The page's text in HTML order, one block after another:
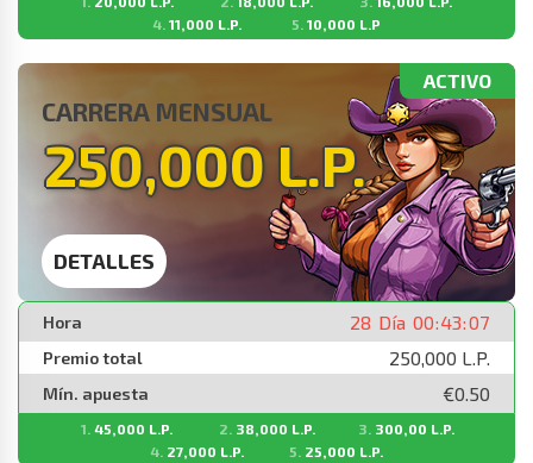
11,000 L.P.
10,000 L.P
ACTIVO
CARRERA MENSUAL
250,000 L.P.
DETALLES
Hora 28 Día 00:43:07
Premio total 250,000 L.P.
Mín. apuesta €0.50
45,000 L.P. 38,000 L.P.
300,00 L.P.
27,000 L.P.
25,000 L.P.